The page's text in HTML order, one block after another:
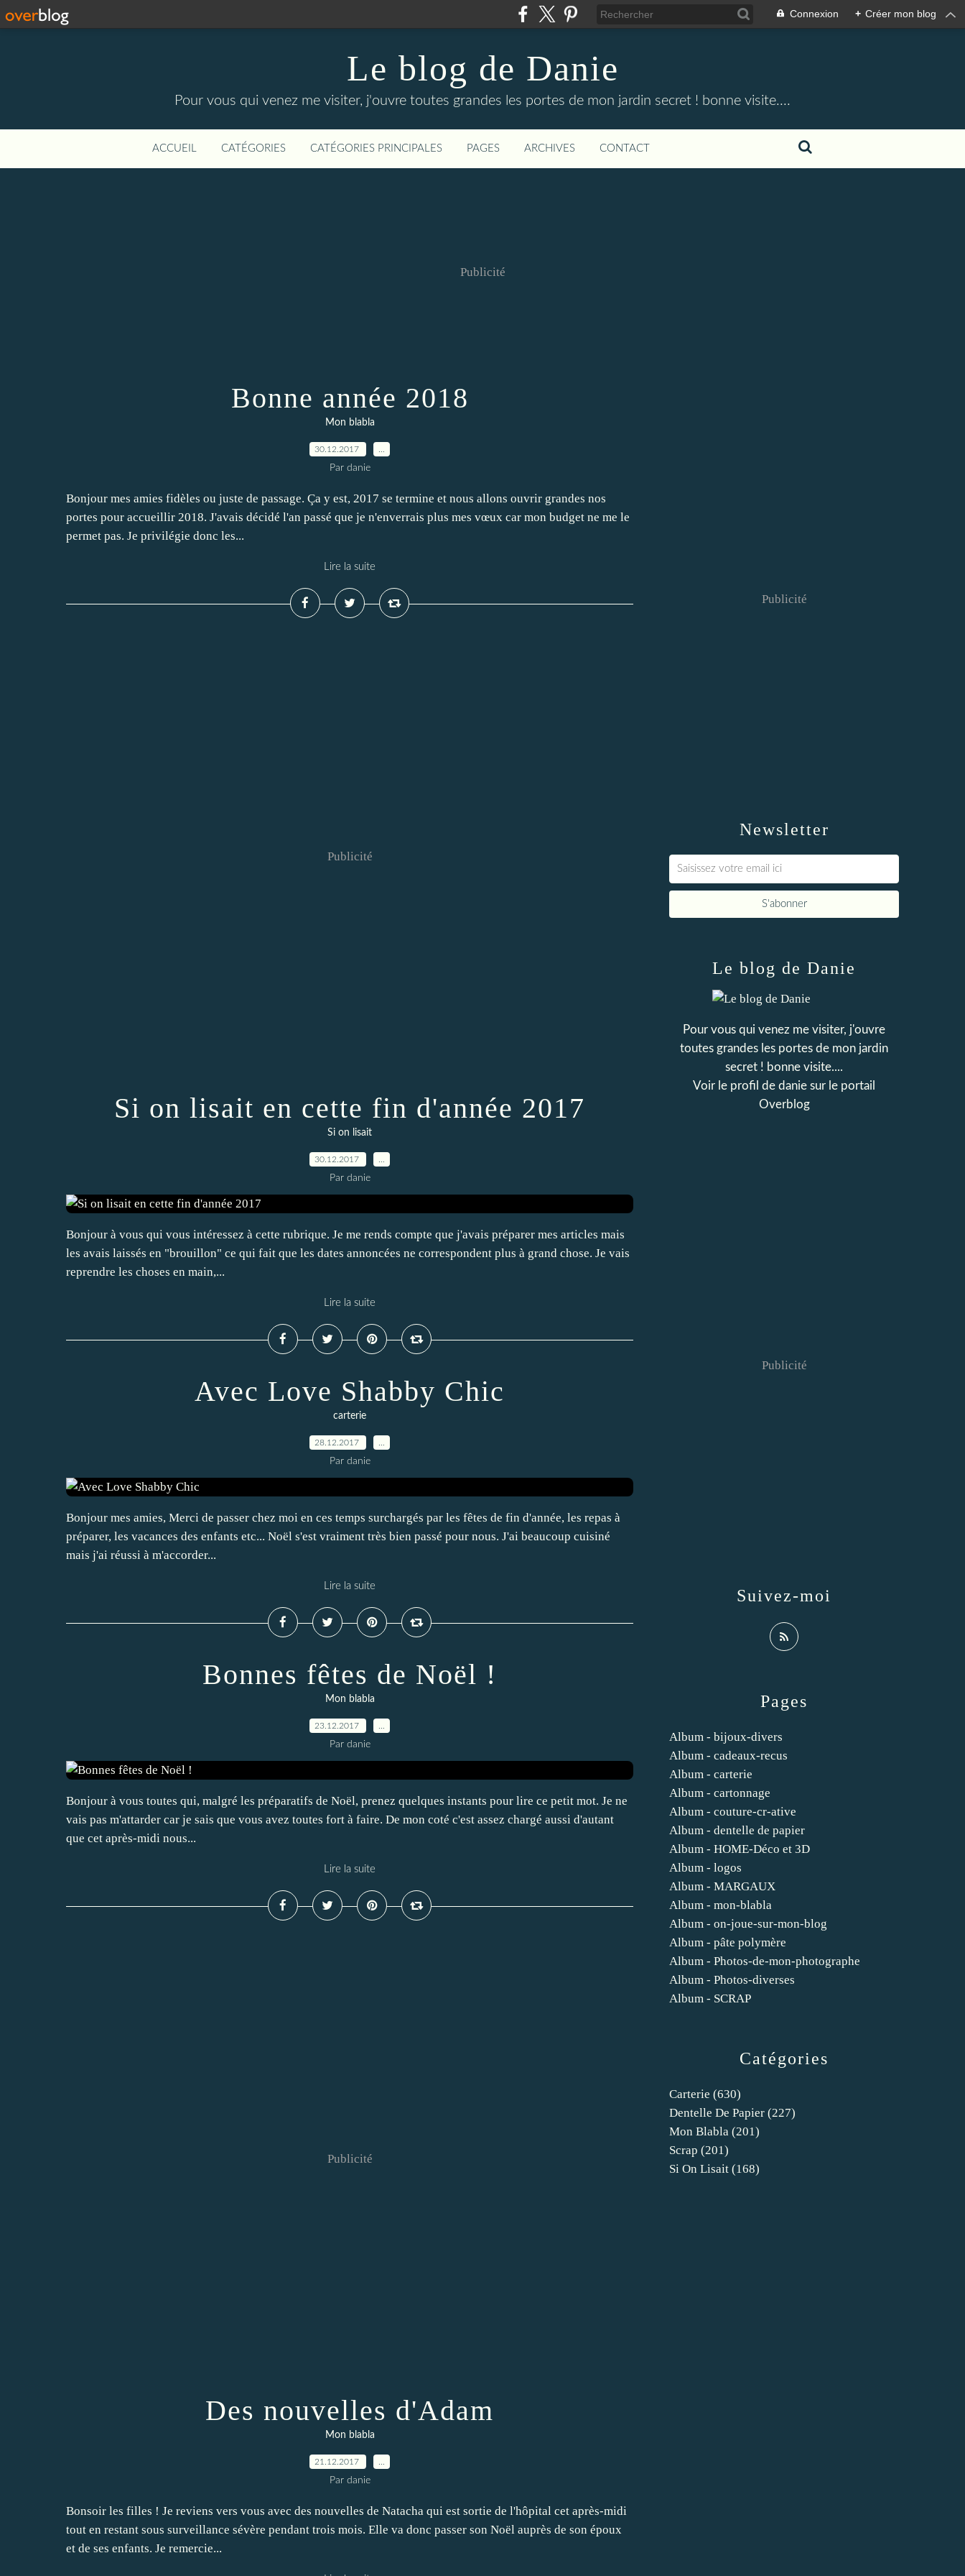
Connexion + Créer mon blog
Le blog de Danie
Pour vous qui venez me visiter, j'ouvre toutes grandes les portes de mon jardin secret ! bonne visite....
ACCUEIL CATÉGORIES CATÉGORIES PRINCIPALES PAGES ARCHIVES CONTACT
Publicité
Bonne année 2018
Mon blabla
30.12.2017
Par danie
Bonjour mes amies fidèles ou juste de passage. Ça y est, 2017 se termine et nous allons ouvrir grandes nos
portes pour accueillir 2018. J'avais décidé l'an passé que je n'enverrais plus mes vœux car mon budget ne me le
permet pas. Je privilégie donc les...
Lire la suite
Publicité
Si on lisait en cette fin d'année 2017
Si on lisait
30.12.2017
Par danie
Bonjour à vous qui vous intéressez à cette rubrique. Je me rends compte que j'avais préparer mes articles mais
les avais laissés en "brouillon" ce qui fait que les dates annoncées ne correspondent plus à grand chose. Je vais
reprendre les choses en main,...
Lire la suite
Avec Love Shabby Chic
carterie
28.12.2017
Par danie
Bonjour mes amies, Merci de passer chez moi en ces temps surchargés par les fêtes de fin d'année, les repas à
préparer, les vacances des enfants etc... Noël s'est vraiment très bien passé pour nous. J'ai beaucoup cuisiné
mais j'ai réussi à m'accorder...
Lire la suite
Bonnes fêtes de Noël !
Mon blabla
23.12.2017
Par danie
Bonjour à vous toutes qui, malgré les préparatifs de Noël, prenez quelques instants pour lire ce petit mot. Je ne
vais pas m'attarder car je sais que vous avez toutes fort à faire. De mon coté c'est assez chargé aussi d'autant
que cet après-midi nous...
Lire la suite
Publicité
Des nouvelles d'Adam
Mon blabla
21.12.2017
Par danie
Bonsoir les filles ! Je reviens vers vous avec des nouvelles de Natacha qui est sortie de l'hôpital cet après-midi
tout en restant sous surveillance sévère pendant trois mois. Elle va donc passer son Noël auprès de son époux
et de ses enfants. Je remercie...
Newsletter
Publicité
Catégories
Carterie (630)
Dentelle De Papier (227)
Mon Blabla (201)
Scrap (201)
Si On Lisait (168)
Pages
Album - bijoux-divers
Album - cadeaux-recus
Album - carterie
Album - cartonnage
Album - couture-cr-ative
Album - dentelle de papier
Album - HOME-Déco et 3D
Album - logos
Album - MARGAUX
Album - mon-blabla
Album - on-joue-sur-mon-blog
Album - pâte polymère
Album - Photos-de-mon-photographe
Album - Photos-diverses
Album - SCRAP
Le blog de Danie
Pour vous qui venez me visiter, j'ouvre
toutes grandes les portes de mon jardin
secret ! bonne visite....
Voir le profil de danie sur le portail
Overblog
Suivez-moi
Publicité